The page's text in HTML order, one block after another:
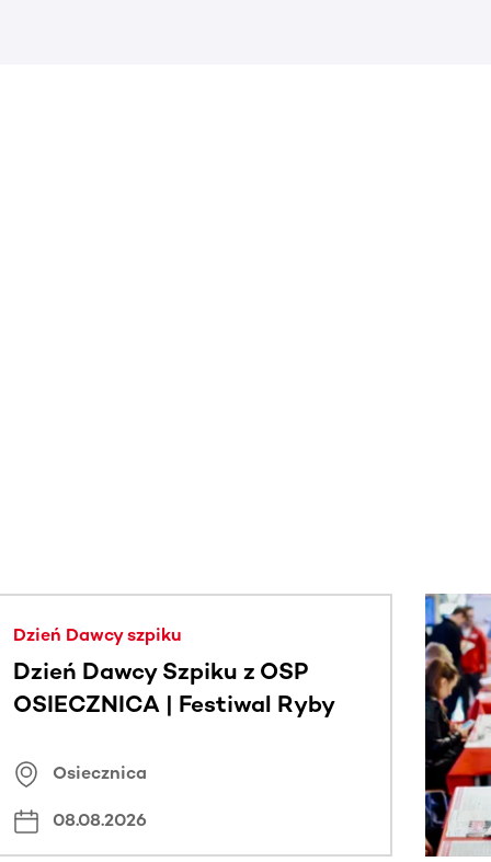
Dzień Dawcy szpiku
Dzień Dawcy Szpiku z OSP
OSIECZNICA | Festiwal Ryby
Osiecznica
08.08.2026